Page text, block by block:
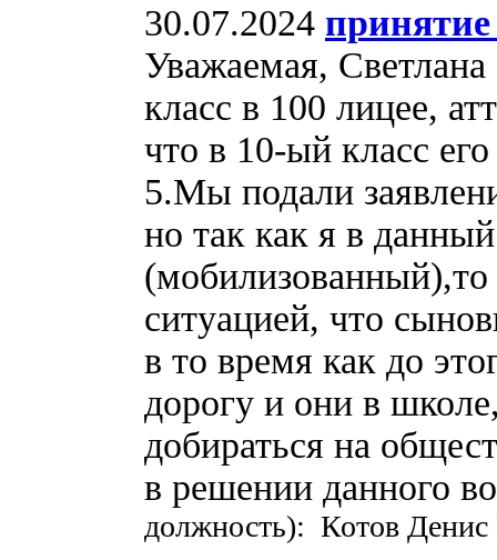
30.07.2024 принятие
Уважаемая,
класс в 100 лицее,
что в 10-ый класс
5.Мы подали
но так как я в
(мобилизованный),то
ситуацией, что
в то время как до
дорогу и они в
добираться на
в решении данного
должность): Котов